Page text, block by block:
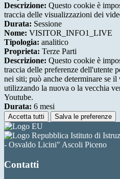
Descrizione: Questo cookie è
traccia delle visualizzazioni dei
Durata: Sessione
Nome: VISITOR_INFO1_LIVE
Tipologia: analitico
Proprieta: Terze Parti
Descrizione: Questo cookie è
traccia delle preferenze dell'utente
nei siti; può anche determinare se
utilizzando la nuova o la vecchia
Youtube.
Durata: 6 mesi
Accetta tutti Salva le preferenze
Istituto di
- Osvaldo Licini" Ascoli Piceno
Contatti